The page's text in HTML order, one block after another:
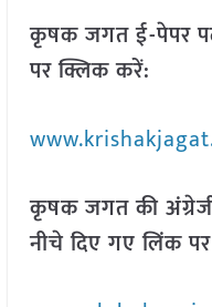
कृषक जगत ई-पेपर
पर क्लिक करें:
कृषक जगत की
नीचे दिए गए लिंक